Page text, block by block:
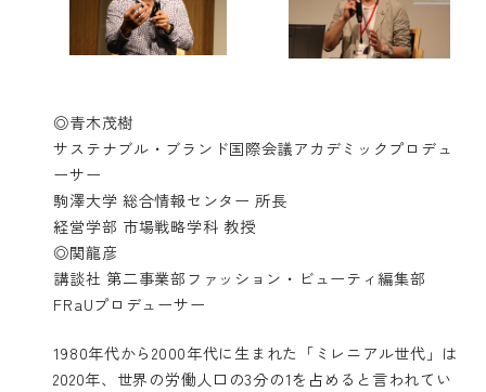
◎青木茂樹
サステナブル・ブランド国際会議アカデミックプロデュ
ーサー
駒澤大学 総合情報センター 所長
経営学部 市場戦略学科 教授
◎関龍彦
講談社 第二事業部ファッション・ビューティ編集部
FRaUプロデューサー
1980年代から2000年代に生まれた「ミレニアル世代」は
2020年、世界の労働人口の3分の1を占めると言われてい